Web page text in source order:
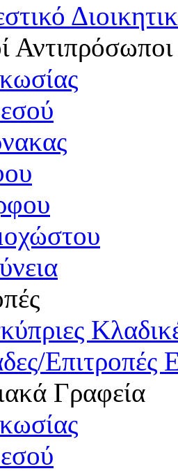
Αντιπρόσωποι
Επιτροπές
Γραφεία